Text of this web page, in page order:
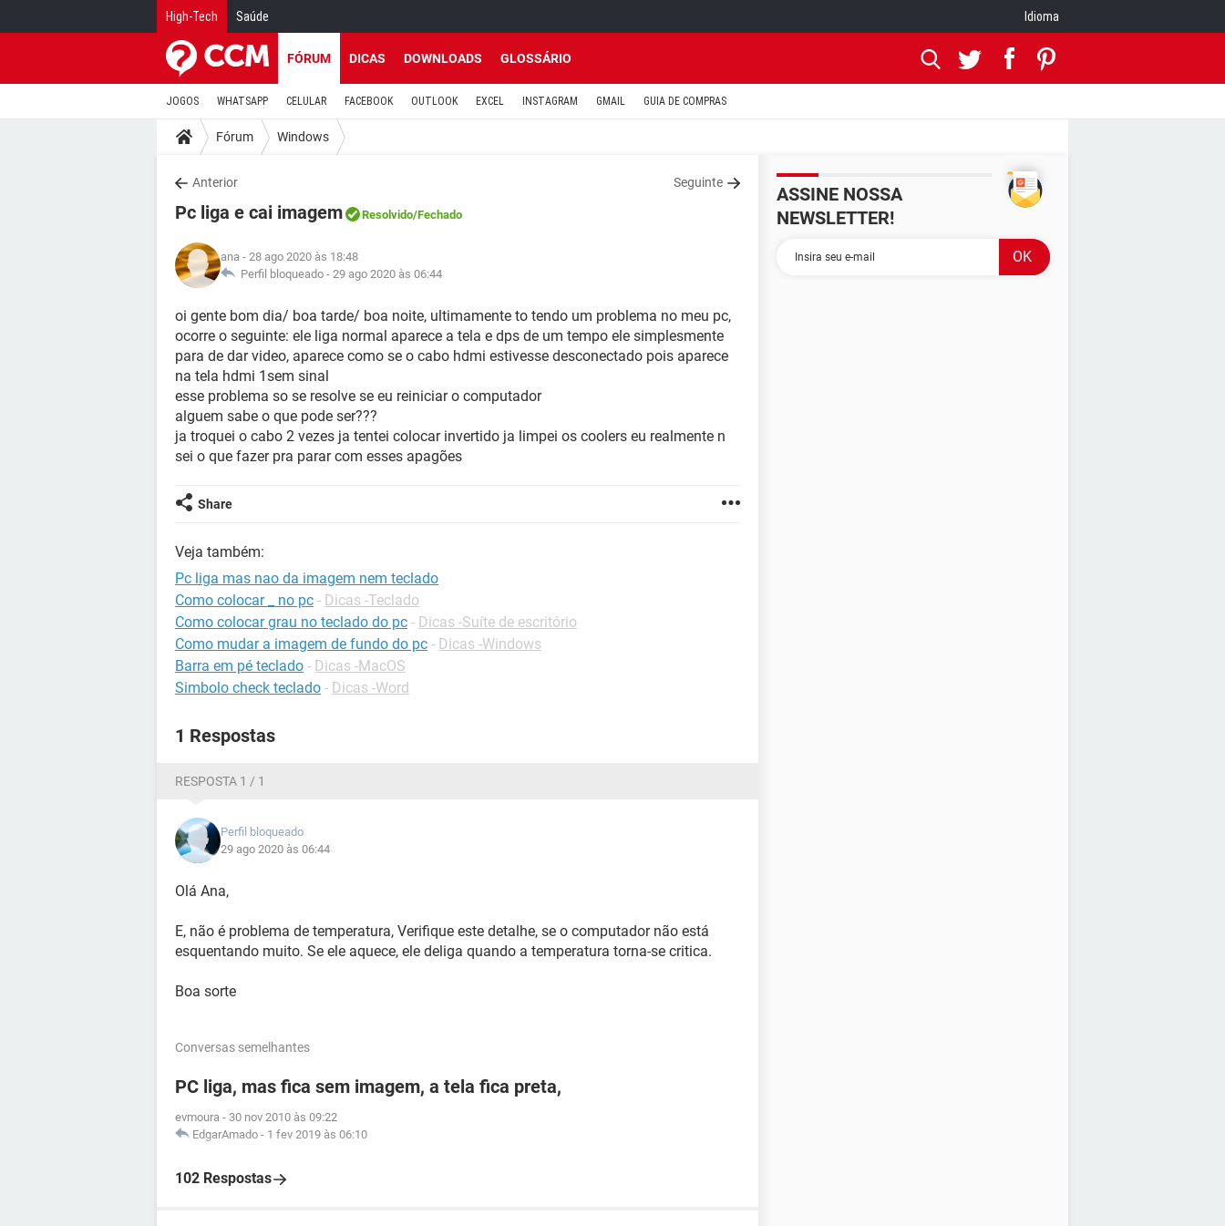
High-Tech Saúde Idioma
FÓRUM DICAS DOWNLOADS GLOSSÁRIO
JOGOS WHATSAPP CELULAR FACEBOOK OUTLOOK EXCEL INSTAGRAM GMAIL GUIA DE COMPRAS
Fórum Windows
Anterior Seguinte
Pc liga e cai imagem Resolvido/Fechado
ana - 28 ago 2020 às 18:48
Perfil bloqueado - 29 ago 2020 às 06:44
oi gente bom dia/ boa tarde/ boa noite, ultimamente to tendo um problema no meu pc,
ocorre o seguinte: ele liga normal aparece a tela e dps de um tempo ele simplesmente
para de dar video, aparece como se o cabo hdmi estivesse desconectado pois aparece
na tela hdmi 1sem sinal
esse problema so se resolve se eu reiniciar o computador
alguem sabe o que pode ser???
ja troquei o cabo 2 vezes ja tentei colocar invertido ja limpei os coolers eu realmente n
sei o que fazer pra parar com esses apagões
Share
Veja também:
Pc liga mas nao da imagem nem teclado
Como colocar _ no pc - Dicas -Teclado
Como colocar grau no teclado do pc - Dicas -Suíte de escritório
Como mudar a imagem de fundo do pc - Dicas -Windows
Barra em pé teclado - Dicas -MacOS
Simbolo check teclado - Dicas -Word
1 Respostas
RESPOSTA 1 / 1
Perfil bloqueado
29 ago 2020 às 06:44
Olá Ana,
E, não é problema de temperatura, Verifique este detalhe, se o computador não está
esquentando muito. Se ele aquece, ele deliga quando a temperatura torna-se critica.
Boa sorte
Conversas semelhantes
PC liga, mas fica sem imagem, a tela fica preta,
evmoura - 30 nov 2010 às 09:22
EdgarAmado - 1 fev 2019 às 06:10
102 Respostas
ASSINE NOSSA
NEWSLETTER!